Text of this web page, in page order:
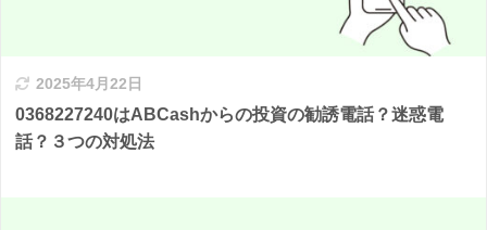
2025年4月22日
0368227240はABCashからの投資の勧誘電話？迷惑電
話？３つの対処法